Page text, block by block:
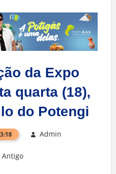
da Expo
quarta (18),
do Potengi
Admin
Antigo